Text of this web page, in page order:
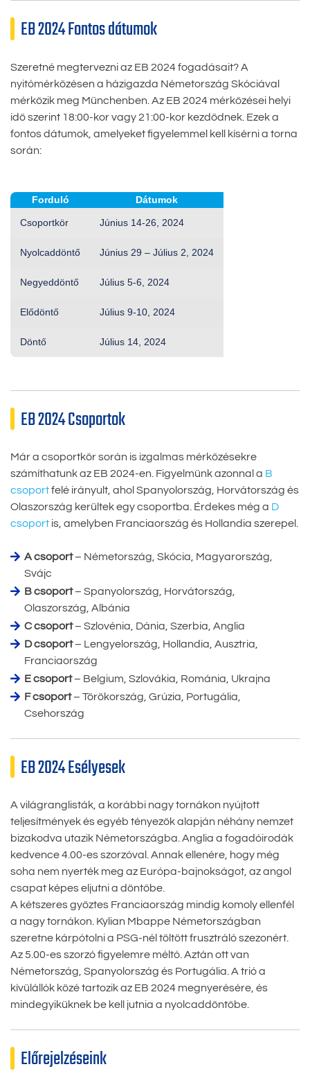
EB 2024 Fontos dátumok
Szeretné megtervezni az EB 2024 fogadásait? A
nyitómérkőzésen a házigazda Németország Skóciával
mérkőzik meg Münchenben. Az EB 2024 mérkőzései helyi
idő szerint 18:00-kor vagy 21:00-kor kezdődnek. Ezek a
fontos dátumok, amelyeket figyelemmel kell kísérni a torna
során:
Forduló Dátumok
Csoportkör Június 14-26, 2024
Nyolcaddöntő Június 29 – Július 2, 2024
Negyeddöntő Július 5-6, 2024
Elődöntő Július 9-10, 2024
Döntő Július 14, 2024
EB 2024 Csoportok
Már a csoportkör során is izgalmas mérkőzésekre
számíthatunk az EB 2024-en. Figyelmünk azonnal a B
csoportfelé irányult, ahol Spanyolország, Horvátország és
Olaszország kerültek egy csoportba. Érdekes még a D
csoport is, amelyben Franciaország és Hollandia szerepel.
A csoport– Németország, Skócia, Magyarország,
Svájc
B csoport– Spanyolország, Horvátország,
Olaszország, Albánia
C csoport– Szlovénia, Dánia, Szerbia, Anglia
D csoport– Lengyelország, Hollandia, Ausztria,
Franciaország
E csoport– Belgium, Szlovákia, Románia, Ukrajna
F csoport– Törökország, Grúzia, Portugália,
Csehország
EB 2024 Esélyesek
A világranglisták, a korábbi nagy tornákon nyújtott
teljesítmények és egyéb tényezők alapján néhány nemzet
bizakodva utazik Németországba. Anglia a fogadóirodák
kedvence 4.00-es szorzóval. Annak ellenére, hogy még
soha nem nyerték meg az Európa-bajnokságot, az angol
csapat képes eljutni a döntőbe.
A kétszeres győztes Franciaország mindig komoly ellenfél
a nagy tornákon. Kylian Mbappe Németországban
szeretne kárpótolni a PSG-nél töltött frusztráló szezonért.
Az 5.00-es szorzó figyelemre méltó. Aztán ott van
Németország, Spanyolország és Portugália. A trió a
kívülállók közé tartozik az EB 2024 megnyerésére, és
mindegyiküknek be kell jutnia a nyolcaddöntőbe.
Előrejelzéseink